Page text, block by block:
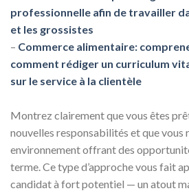
professionnelle afin de travailler
et les grossistes
– Commerce alimentaire:
comment rédiger un curriculum
sur le service à la clientèle
Montrez clairement que vous êtes
nouvelles responsabilités et que vous
environnement offrant des
terme. Ce type d’approche vous fait
candidat à fort potentiel — un atout